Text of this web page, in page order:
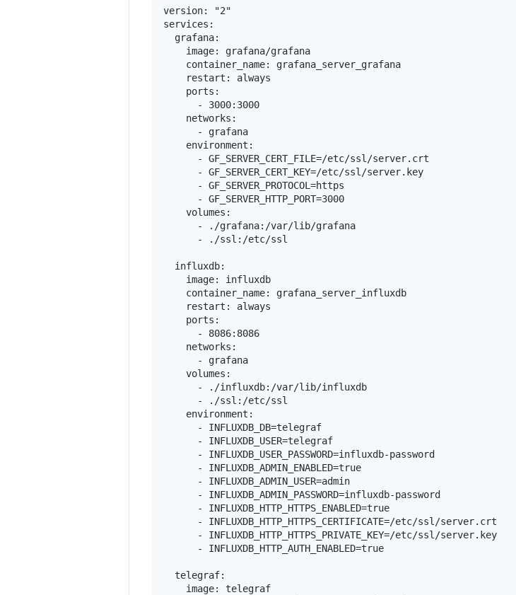
version: "2"
services:
  grafana:
    image: grafana/grafana
    container_name: grafana_server_grafana
    restart: always
    ports:
      - 3000:3000
    networks:
      - grafana
    environment:
      - GF_SERVER_CERT_FILE=/etc/ssl/server.crt
      - GF_SERVER_CERT_KEY=/etc/ssl/server.key
      - GF_SERVER_PROTOCOL=https
      - GF_SERVER_HTTP_PORT=3000
    volumes:
      - ./grafana:/var/lib/grafana
      - ./ssl:/etc/ssl
  influxdb:
    image: influxdb
    container_name: grafana_server_influxdb
    restart: always
    ports:
      - 8086:8086
    networks:
      - grafana
    volumes:
      - ./influxdb:/var/lib/influxdb
      - ./ssl:/etc/ssl
    environment:
      - INFLUXDB_DB=telegraf
      - INFLUXDB_USER=telegraf
      - INFLUXDB_USER_PASSWORD=influxdb-password
      - INFLUXDB_ADMIN_ENABLED=true
      - INFLUXDB_ADMIN_USER=admin
      - INFLUXDB_ADMIN_PASSWORD=influxdb-password
      - INFLUXDB_HTTP_HTTPS_ENABLED=true
      - INFLUXDB_HTTP_HTTPS_CERTIFICATE=/etc/ssl/server.crt
      - INFLUXDB_HTTP_HTTPS_PRIVATE_KEY=/etc/ssl/server.key
      - INFLUXDB_HTTP_AUTH_ENABLED=true
  telegraf:
    image: telegraf